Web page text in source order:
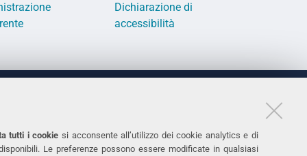
tutti i cookie si acconsente all’utilizzo dei cookie analytics e di
Le preferenze possono essere modificate in qualsiasi
Dichiarazione di
accessibilità
Accessibilità